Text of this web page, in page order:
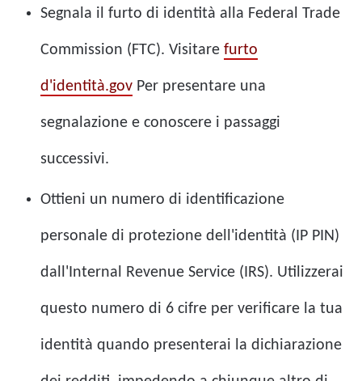
Segnala il furto di identità alla Federal Trade
Commission (FTC). Visitare furto
d'identità.gov Per presentare una
segnalazione e conoscere i passaggi
successivi.
Ottieni un numero di identificazione
personale di protezione dell'identità (IP PIN)
dall'Internal Revenue Service (IRS). Utilizzerai
questo numero di 6 cifre per verificare la tua
identità quando presenterai la dichiarazione